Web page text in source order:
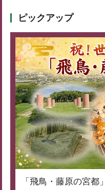
ピックアップ
「飛鳥・藤原の宮